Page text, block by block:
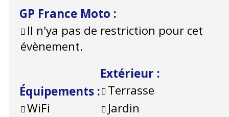
GP France Moto :
Il n'ya pas de restriction pour cet
évènement.
Équipements :
WiFi
Extérieur :
Terrasse
Jardin